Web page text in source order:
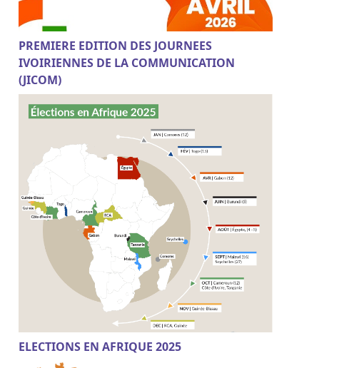
PREMIERE EDITION DES JOURNEES
IVOIRIENNES DE LA COMMUNICATION
(JICOM)
ELECTIONS EN AFRIQUE 2025